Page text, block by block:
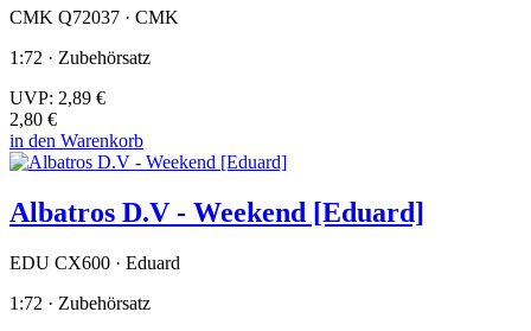
CMK Q72037 · CMK
1:72 · Zubehörsatz
UVP: 2,89 €
2,80 €
in den Warenkorb
Albatros D.V - Weekend [Eduard]
EDU CX600 · Eduard
1:72 · Zubehörsatz